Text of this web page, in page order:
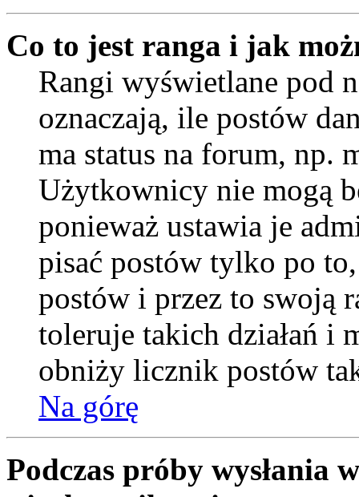
Co to jest ranga i jak
Rangi wyświetlane pod
oznaczają, ile postów
ma status na forum, np.
Użytkownicy nie mogą
ponieważ ustawia je
pisać postów tylko po
postów i przez to swoją
toleruje takich działań i
obniży licznik postów
Na górę
Podczas próby wysłania